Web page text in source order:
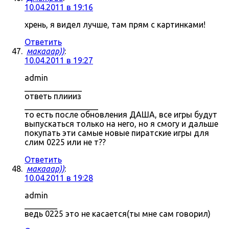
10.04.2011 в 19:16
хрень, я видел лучше, там прям с картинками!
Ответить
макааар)):
10.04.2011 в 19:27
admin
ответь плиииз
то есть после обновления ДАША, все игры будут
выпускаться только на него, но я смогу и дальше
покупать эти самые новые пиратские игры для
слим 0225 или не т??
Ответить
макааар)):
10.04.2011 в 19:28
admin
ведь 0225 это не касается(ты мне сам говорил)